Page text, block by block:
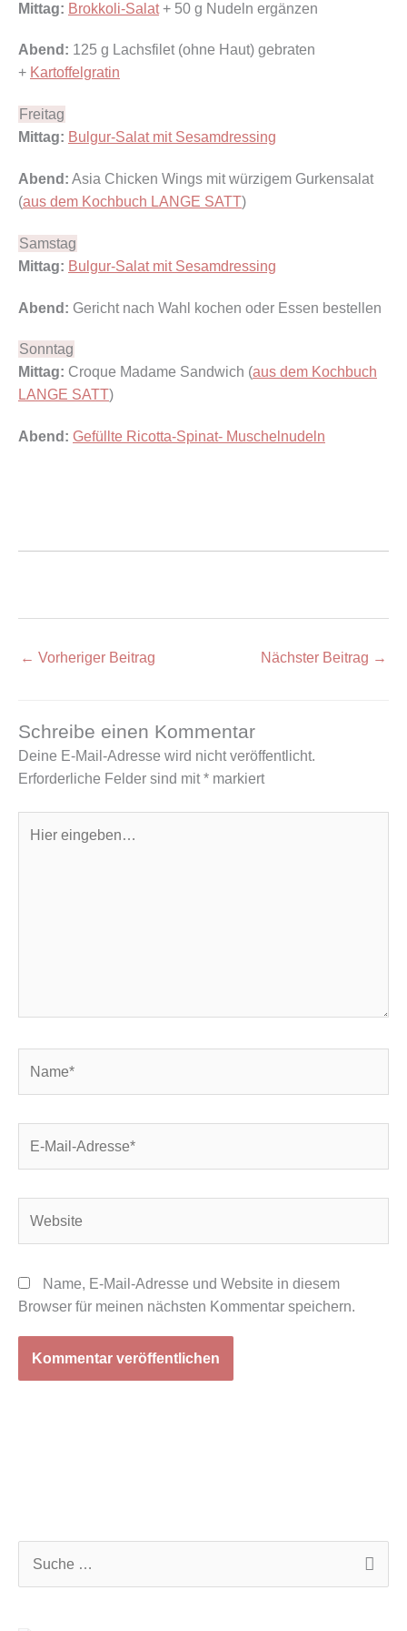
Mittag: Brokkoli-Salat+ 50 g Nudeln ergänzen
Abend: 125 g Lachsfilet (ohne Haut) gebraten
+ Kartoffelgratin
Freitag
Mittag: Bulgur-Salat mit Sesamdressing
Abend: Asia Chicken Wings mit würzigem Gurkensalat
(aus dem Kochbuch LANGE SATT)
Samstag
Mittag: Bulgur-Salat mit Sesamdressing
Abend: Gericht nach Wahl kochen oder Essen bestellen
Sonntag
Mittag: Croque Madame Sandwich (aus dem Kochbuch
LANGE SATT)
Abend: Gefüllte Ricotta-Spinat- Muschelnudeln
← Vorheriger Beitrag Nächster Beitrag →
Schreibe einen Kommentar
Deine E-Mail-Adresse wird nicht veröffentlicht.
Erforderliche Felder sind mit* markiert
eingeben…
Mail-
Name, E-Mail-Adresse und Website in diesem
Browser für meinen nächsten Kommentar speichern.
u